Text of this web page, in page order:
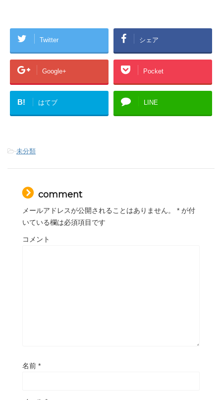
Twitter シェア
Google+ Pocket
B! はてブ LINE
-未分類
comment
メールアドレスが公開されることはありません。 * が付
いている欄は必須項目です
コメント
名前 *